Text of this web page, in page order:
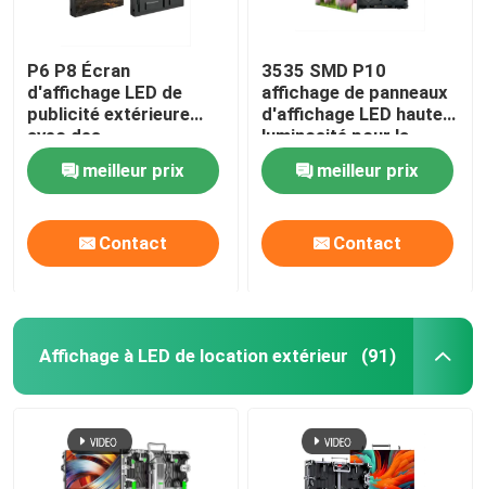
P6 P8 Écran
d'affichage LED de
publicité extérieure
avec des
performances claires
meilleur prix
Contact
3535 SMD P10
affichage de panneaux
d'affichage LED haute
luminosité pour la
publicité extérieure
meilleur prix
Contact
Affichage à LED de location extérieur (91)